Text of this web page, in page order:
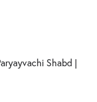
Shabd |